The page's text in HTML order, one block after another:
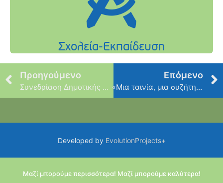
Προηγούμενο
Συνεδρίαση Δημοτικής Επιτροπής
Επόμενο
«Μια ταινία, μια συζήτηση» στο Πολιτιστικό Κέντρο Μπενετάτου – «Αλέξης Ζορμπάς»
Developed by EvolutionProjects+
Μαζί μπορούμε περισσότερα! Μαζί μπορούμε καλύτερα!